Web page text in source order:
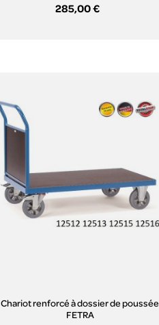
285,00 €
Chariot renforcé à dossier de poussée
FETRA